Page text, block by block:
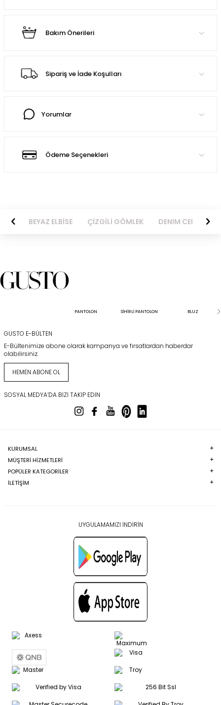
Bakım Önerileri
Sipariş ve İade Koşulları
Yorumlar
Ödeme Seçenekleri
BEYAZ ELBİSE ÇİZGİLİ GÖMLEK DENIM CEKET
PANTOLON SİHİRLİ PANTOLON BLUZ
GUSTO E-BÜLTEN
E-Bültenimize abone olarak kampanya ve fırsatlardan haberdar
olabilirsiniz.
HEMEN ABONE OL
SOSYAL MEDYA’DA BIZI TAKIP EDIN
KURUMSAL
MÜŞTERI HIZMETLERI
POPÜLER KATEGORILER
İLETİŞİM
UYGULAMAMIZI İNDİRİN